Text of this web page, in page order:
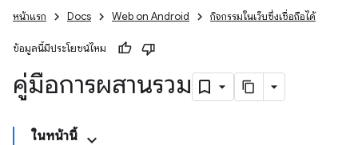
หน้าแรก Docs Web on Android กิจกรรมในเว็บซึ่งเชื่อถือได้
ข้อมูลนี้มีประโยชน์ไหม
คู่มือการผสานรวม
ในหน้านี้